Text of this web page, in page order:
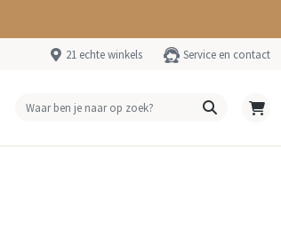
21 echte winkels Service en contact